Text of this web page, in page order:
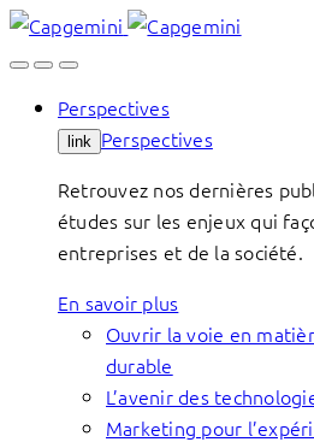
Skip
to
Perspectives
link Perspectives
Retrouvez nos dernières
études sur les enjeux qui
entreprises et de la société.
En savoir plus
Ouvrir la voie en
durable
L’avenir des
Marketing pour